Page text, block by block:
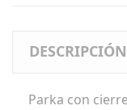
DESCRIPCIÓN
Parka con